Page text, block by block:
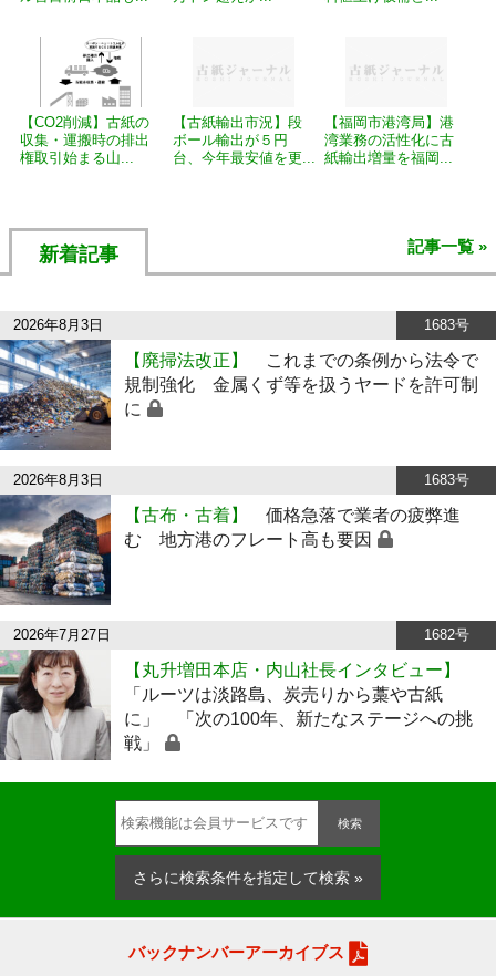
【CO2削減】古紙の
収集・運搬時の排出
権取引始まる山...
【古紙輸出市況】段
ボール輸出が５円
台、今年最安値を更...
【福岡市港湾局】港
湾業務の活性化に古
紙輸出増量を福岡...
新着記事 記事一覧 »
2026年8月3日 1683号
【廃掃法改正】
これまでの条例から法令で
規制強化 金属くず等を扱うヤードを許可制
に
2026年8月3日 1683号
【古布・古着】
価格急落で業者の疲弊進
む 地方港のフレート高も要因
2026年7月27日 1682号
【丸升増田本店・内山社長インタビュー】
「ルーツは淡路島、炭売りから藁や古紙
に」 「次の100年、新たなステージへの挑
戦」
検索
さらに検索条件を指定して検索 »
バックナンバーアーカイブス